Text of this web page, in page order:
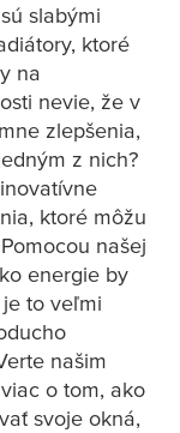
slabými
ktoré
na
nevie, že v
zlepšenia,
z nich?
ktoré môžu
našej
energie by
to veľmi
našim
o tom, ako
svoje okná,